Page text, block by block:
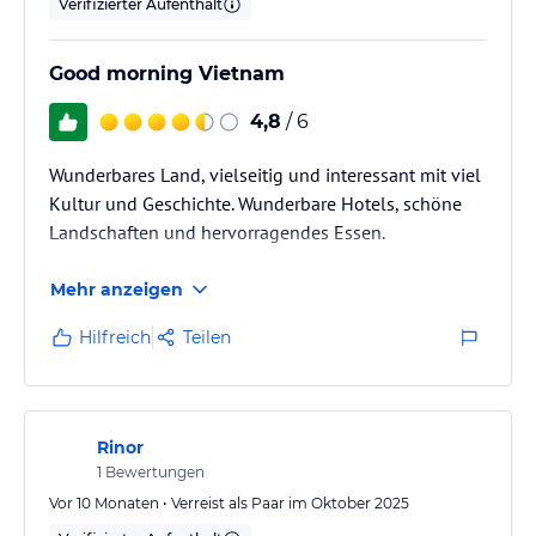
jüngere Gäste bereit. Unterhaltungsangebote beinhalten Live-
Hinweis: Verfasst von HolidayCheck mit Hilfe von KI. Alle
Angaben ohne Gewähr. Bitte lies vor der Buchung die
verbindlichenAngebotsdetailsdes jeweiligen Veranstalters.
Verifizierter Aufenthalt
Good morning Vietnam
4,8 / 6
Wunderbares Land, vielseitig und interessant mit viel
Kultur und Geschichte. Wunderbare Hotels, schöne
Landschaften und hervorragendes Essen.
Mehr anzeigen
Hilfreich Teilen
Rinor
1 Bewertungen
Vor 10 Monaten • Verreist als Paar im Oktober 2025